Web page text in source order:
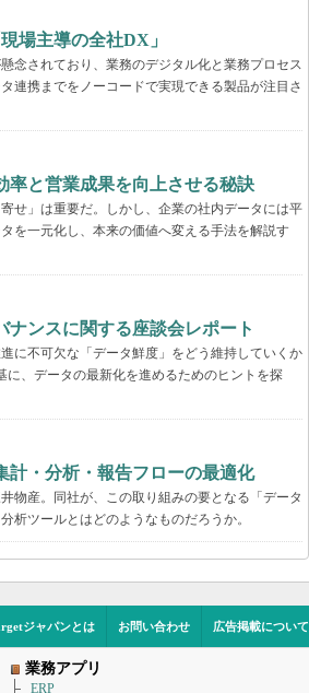
場主導の全社DX」
念されており、業務のデジタル化と業務プロセス
連携までをノーコードで実現できる製品が注目さ
率と営業成果を向上させる秘訣
せ」は重要だ。しかし、企業の社内データには平
を一元化し、本来の価値へ変える手法を解説す
ンスに関する座談会レポート
に不可欠な「データ鮮度」をどう維持していくか
、データの最新化を進めるためのヒントを探
・分析・報告フローの最適化
物産。同社が、この取り組みの要となる「データ
析ツールとはどのようなものだろうか。
ジャパンとは お問い合わせ 広告掲載について
業務アプリ
ERP